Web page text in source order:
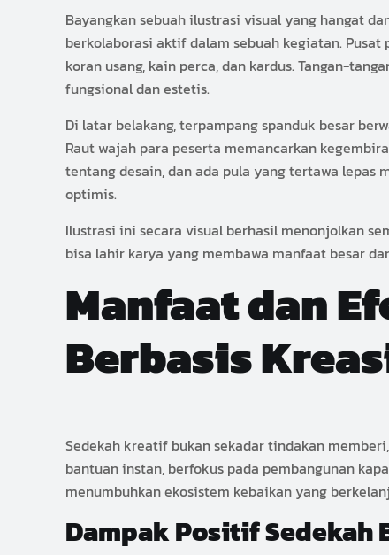
Bayangkan sebuah ilustrasi visual yang hangat
berkolaborasi aktif dalam sebuah kegiatan.
koran usang, kain perca, dan kardus. Tangan-
fungsional dan estetis.
Di latar belakang, terpampang spanduk besar
Raut wajah para peserta memancarkan
tentang desain, dan ada pula yang tertawa lepas
optimis.
Ilustrasi ini secara visual berhasil menonjolkan
bisa lahir karya yang membawa manfaat besar
Manfaat dan
Berbasis
Sedekah kreatif bukan sekadar tindakan
bantuan instan, berfokus pada pembangunan
menumbuhkan ekosistem kebaikan yang
Dampak Positif Sedekah